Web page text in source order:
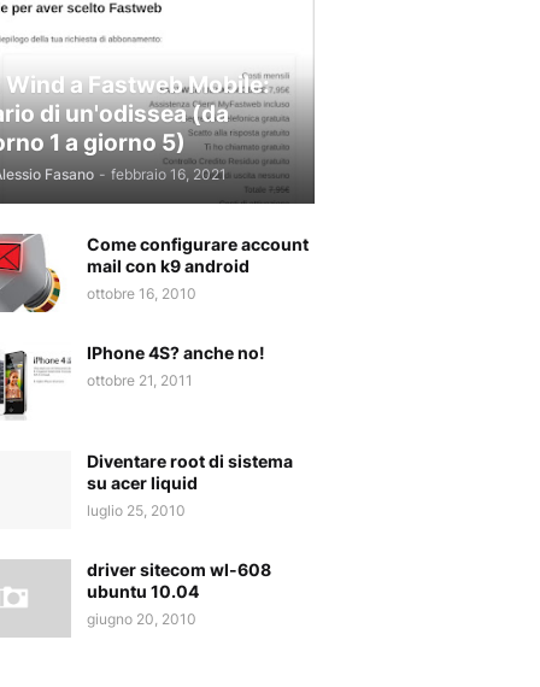
Wind a Fastweb Mobile:
di un'odissea (da
1 a giorno 5)
Fasano - febbraio 16, 2021
Come configurare account
mail con k9 android
ottobre 16, 2010
IPhone 4S? anche no!
ottobre 21, 2011
Diventare root di sistema
su acer liquid
luglio 25, 2010
driver sitecom wl-608
ubuntu 10.04
giugno 20, 2010